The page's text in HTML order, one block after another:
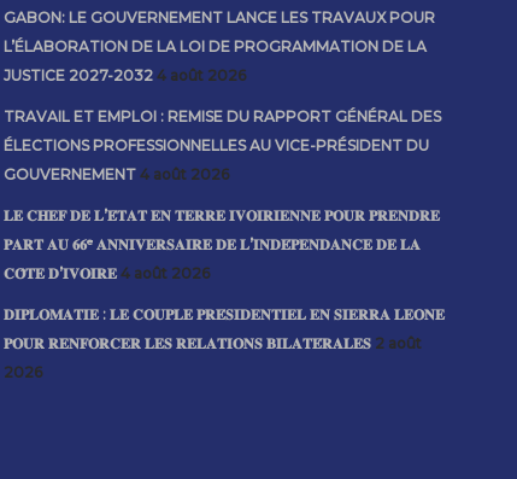
GABON: LE GOUVERNEMENT LANCE LES TRAVAUX POUR
L’ÉLABORATION DE LA LOI DE PROGRAMMATION DE LA
JUSTICE 2027-2032 4 août 2026
TRAVAIL ET EMPLOI : REMISE DU RAPPORT GÉNÉRAL DES
ÉLECTIONS PROFESSIONNELLES AU VICE-PRÉSIDENT DU
GOUVERNEMENT 4 août 2026
𝐋𝐄 𝐂𝐇𝐄𝐅 𝐃𝐄 𝐋’𝐄́𝐓𝐀𝐓 𝐄𝐍 𝐓𝐄𝐑𝐑𝐄 𝐈𝐕𝐎𝐈𝐑𝐈𝐄𝐍𝐍𝐄 𝐏𝐎𝐔𝐑 𝐏𝐑𝐄𝐍𝐃𝐑𝐄
𝐏𝐀𝐑𝐓 𝐀𝐔 𝟔𝟔ᵉ 𝐀𝐍𝐍𝐈𝐕𝐄𝐑𝐒𝐀𝐈𝐑𝐄 𝐃𝐄 𝐋’𝐈𝐍𝐃𝐄́𝐏𝐄𝐍𝐃𝐀𝐍𝐂𝐄 𝐃𝐄 𝐋𝐀
𝐂𝐎̂𝐓𝐄 𝐃’𝐈𝐕𝐎𝐈𝐑𝐄 4 août 2026
𝐃𝐈𝐏𝐋𝐎𝐌𝐀𝐓𝐈𝐄 : 𝐋𝐄 𝐂𝐎𝐔𝐏𝐋𝐄 𝐏𝐑𝐄́𝐒𝐈𝐃𝐄𝐍𝐓𝐈𝐄𝐋 𝐄𝐍 𝐒𝐈𝐄𝐑𝐑𝐀 𝐋𝐄𝐎𝐍𝐄
𝐏𝐎𝐔𝐑 𝐑𝐄𝐍𝐅𝐎𝐑𝐂𝐄𝐑 𝐋𝐄𝐒 𝐑𝐄𝐋𝐀𝐓𝐈𝐎𝐍𝐒 𝐁𝐈𝐋𝐀𝐓𝐄́𝐑𝐀𝐋𝐄𝐒 2 août
2026